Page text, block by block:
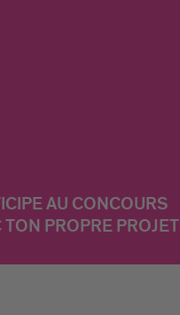
AU CONCOURS
TON PROPRE PROJET